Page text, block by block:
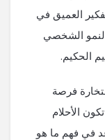
العميق في
النمو الشخصي
الحكيم.
فرصة
الأحلام
في فهم ما هو